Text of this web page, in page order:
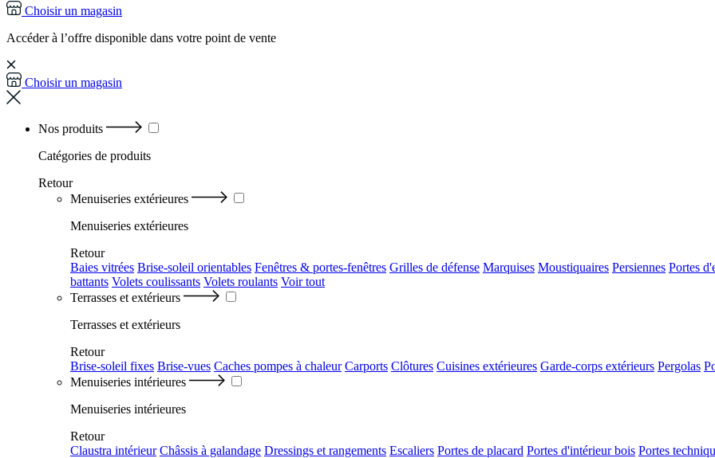
Choisir un magasin
Accéder à l’offre disponible dans votre point de vente
Choisir un magasin
Nos produits
Catégories de produits
Retour
Menuiseries extérieures
Menuiseries extérieures
Retour
Baies vitrées Brise-soleil orientables Fenêtres & portes-fenêtres Grilles de défense Marquises Moustiquaires Persiennes Portes
battants Volets coulissants Volets roulants Voir tout
Terrasses et extérieurs
Terrasses et extérieurs
Retour
Brise-soleil fixes Brise-vues Caches pompes à chaleur Carports Clôtures Cuisines extérieures Garde-corps extérieurs Pergolas
Menuiseries intérieures
Menuiseries intérieures
Retour
Claustra intérieur Châssis à galandage Dressings et rangements Escaliers Portes de placard Portes d'intérieur bois Portes